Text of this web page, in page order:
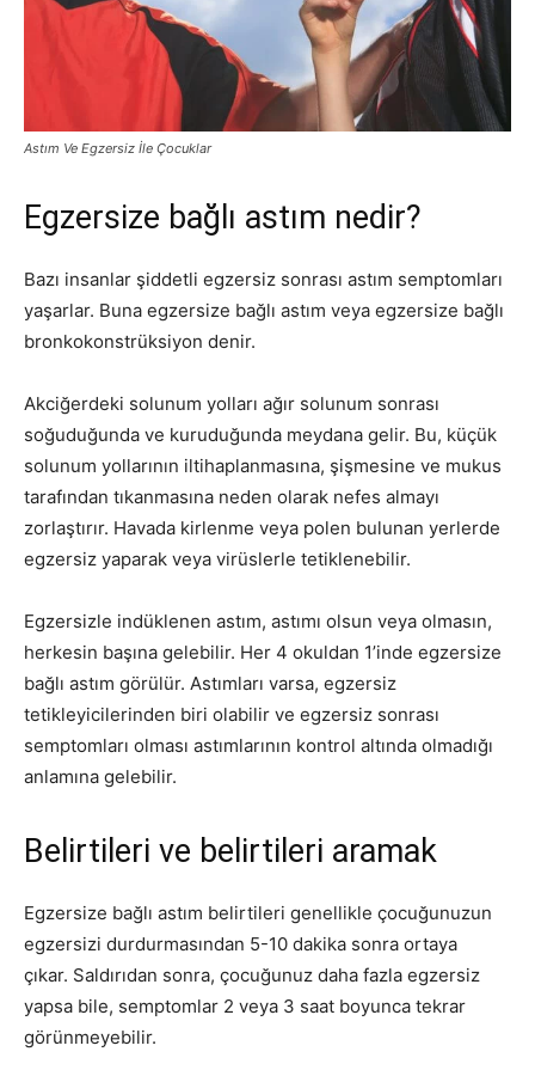
Astım Ve Egzersiz İle Çocuklar
Egzersize bağlı astım nedir?
Bazı insanlar şiddetli egzersiz sonrası astım semptomları
yaşarlar. Buna egzersize bağlı astım veya egzersize bağlı
bronkokonstrüksiyon denir.
Akciğerdeki solunum yolları ağır solunum sonrası
soğuduğunda ve kuruduğunda meydana gelir. Bu, küçük
solunum yollarının iltihaplanmasına, şişmesine ve mukus
tarafından tıkanmasına neden olarak nefes almayı
zorlaştırır. Havada kirlenme veya polen bulunan yerlerde
egzersiz yaparak veya virüslerle tetiklenebilir.
Egzersizle indüklenen astım, astımı olsun veya olmasın,
herkesin başına gelebilir. Her 4 okuldan 1’inde egzersize
bağlı astım görülür. Astımları varsa, egzersiz
tetikleyicilerinden biri olabilir ve egzersiz sonrası
semptomları olması astımlarının kontrol altında olmadığı
anlamına gelebilir.
Belirtileri ve belirtileri aramak
Egzersize bağlı astım belirtileri genellikle çocuğunuzun
egzersizi durdurmasından 5-10 dakika sonra ortaya
çıkar. Saldırıdan sonra, çocuğunuz daha fazla egzersiz
yapsa bile, semptomlar 2 veya 3 saat boyunca tekrar
görünmeyebilir.